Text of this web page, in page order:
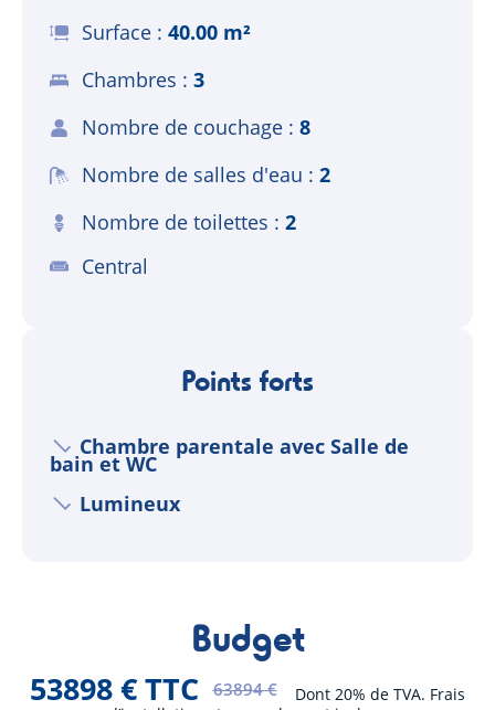
Surface
40.00 m²
Chambres
3
Nombre de couchage
8
Nombre de salles d'eau
2
Nombre de toilettes
2
Central
Points forts
Chambre parentale avec Salle de
bain et WC
Lumineux
Budget
53898 € TTC 63894 €
Dont 20% de TVA. Frais